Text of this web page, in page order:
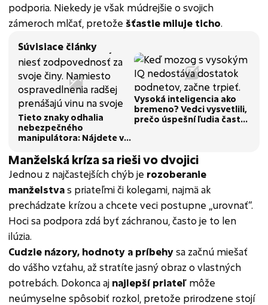
podporia. Niekedy je však múdrejšie o svojich
zámeroch mlčať, pretože šťastie miluje ticho.
Súvisiace články
Tieto znaky odhalia
nebezpečného
manipulátora: Nájdete v
poznáte?
Vysoká inteligencia ako
bremeno? Vedci vysvetlili,
prečo úspešní ľudia často
Manželská kríza sa rieši vo dvojici
Jednou z najčastejších chýb je rozoberanie
manželstvas priateľmi či kolegami, najmä ak
prechádzate krízou a chcete veci postupne „urovnať“.
Hoci sa podpora zdá byť záchranou, často je to len
ilúzia.
Cudzie názory, hodnoty a príbehysa začnú miešať
do vášho vzťahu, až stratíte jasný obraz o vlastných
potrebách. Dokonca aj najlepší priateľ môže
neúmyselne spôsobiť rozkol, pretože prirodzene stojí